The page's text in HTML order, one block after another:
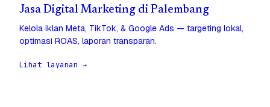
Jasa Digital Marketing di Palembang
Kelola iklan Meta, TikTok, & Google Ads — targeting lokal,
optimasi ROAS, laporan transparan.
Lihat layanan →